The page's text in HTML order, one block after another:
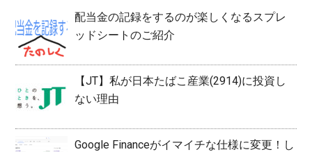
配当金の記録をするのが楽しくなるスプレ
ッドシートのご紹介
【JT】私が日本たばこ産業(2914)に投資し
ない理由
Google Financeがイマイチな仕様に変更！し